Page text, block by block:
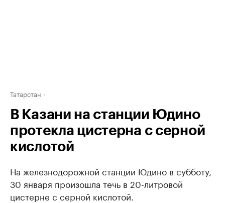
Татарстан
В Казани на станции Юдино
протекла цистерна с серной
кислотой
На железнодорожной станции Юдино в субботу,
30 января произошла течь в 20-литровой
цистерне с серной кислотой.